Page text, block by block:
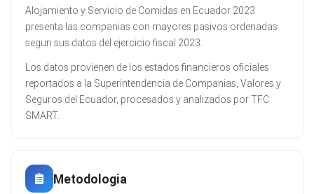
Alojamiento y Servicio de Comidas en Ecuador 2023
presenta las companias con mayores pasivos ordenadas
segun sus datos del ejercicio fiscal 2023.
Los datos provienen de los estados financieros oficiales
reportados a la Superintendencia de Companias, Valores y
Seguros del Ecuador, procesados y analizados por TFC
SMART.
Metodologia